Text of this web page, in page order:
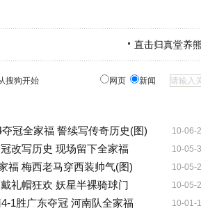
直击归真堂养
搜狗开始 网页 新闻
10-06-
冠全家福 誓续写传奇历史(图)
10-05-
改写历史 现场留下全家福
10-05-
福 梅西老马穿西装帅气(图)
10-05-
礼帽狂欢 妖星半裸骑球门
10-01-
1胜广东夺冠 河南队全家福